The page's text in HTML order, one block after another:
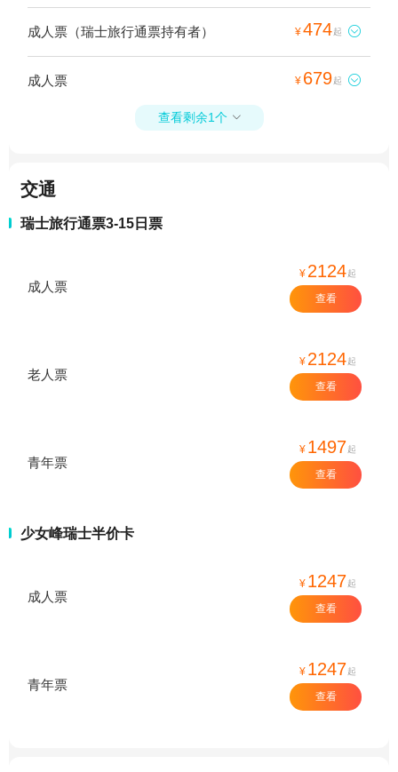
成人票（瑞士旅行通票持有者） ¥474起 
成人票 ¥ 679起 
查看剩余1个 
交通
瑞士旅行通票3-15日票
成人票
¥ 2124起
查看
老人票
¥ 2124起
查看
青年票
¥ 1497起
查看
少女峰瑞士半价卡
成人票
¥ 1247起
查看
青年票
¥ 1247起
查看